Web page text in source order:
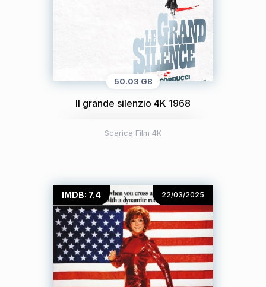
50.03 GB
Il grande silenzio 4K 1968
Scarica Film 4K
IMDB: 7.4 22/03/2025